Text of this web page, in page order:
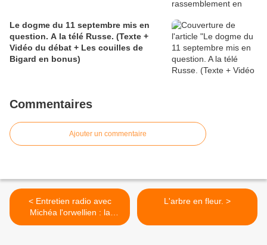
Le dogme du 11 septembre mis en
question. A la télé Russe. (Texte +
Vidéo du débat + Les couilles de
Bigard en bonus)
Commentaires
Ajouter un commentaire
< Entretien radio avec
Michéa l'orwellien : la
civilisation libérale.
L'arbre en fleur. >